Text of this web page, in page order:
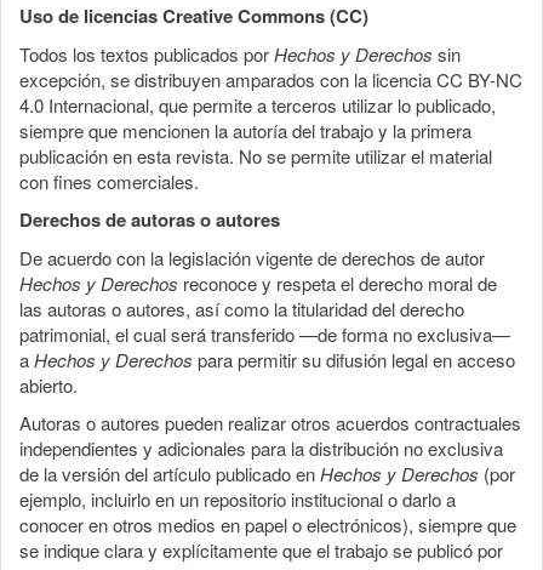
Uso de licencias Creative Commons (CC)
Todos los textos publicados porHechos y Derechos sin
excepción, se distribuyen amparados con la licencia CC BY-NC
4.0 Internacional, que permite a terceros utilizar lo publicado,
siempre que mencionen la autoría del trabajo y la primera
publicación en esta revista. No se permite utilizar el material
con fines comerciales.
Derechos de autoras o autores
De acuerdo con la legislación vigente de derechos de autor
Hechos y Derechos reconoce y respeta el derecho moral de
las autoras o autores, así como la titularidad del derecho
patrimonial, el cual será transferido —de forma no exclusiva—
aHechos y Derechos para permitir su difusión legal en acceso
abierto.
Autoras o autores pueden realizar otros acuerdos contractuales
independientes y adicionales para la distribución no exclusiva
de la versión del artículo publicado enHechos y Derechos (por
ejemplo, incluirlo en un repositorio institucional o darlo a
conocer en otros medios en papel o electrónicos), siempre que
se indique clara y explícitamente que el trabajo se publicó por